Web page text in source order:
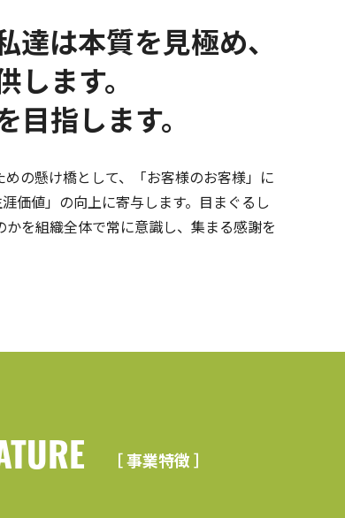
は本質を見極め、
ます。
指します。
の懸け橋として、「お客様のお客様」に
価値」の向上に寄与します。目まぐるし
を組織全体で常に意識し、集まる感謝を
［ 事業特徴 ］